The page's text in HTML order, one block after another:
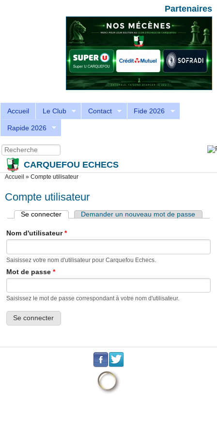
Partenaires
Accueil Le Club Contact Fide 2026
Rapide 2026
Formulaire de recherche
Recherche
CARQUEFOU ECHECS
Vous êtes ici
Accueil » Compte utilisateur
Compte utilisateur
Onglets principaux
Se connecter (onglet actif)Demander un nouveau mot de passe
Nom d'utilisateur *
Saisissez votre nom d'utilisateur pour Carquefou Echecs.
Mot de passe *
Saisissez le mot de passe correspondant à votre nom d'utilisateur.
. .